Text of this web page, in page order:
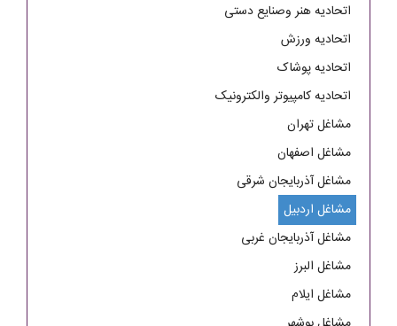
اتحادیه هنر وصنایع دستی
اتحادیه ورزش
اتحادیه پوشاک
اتحادیه کامپیوتر والکترونیک
مشاغل تهران
مشاغل اصفهان
مشاغل آذربایجان شرقی
مشاغل اردبیل
مشاغل آذربایجان غربی
مشاغل البرز
مشاغل ایلام